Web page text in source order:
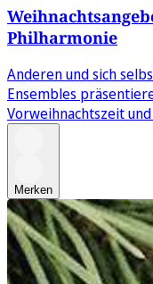
Philharmonie
Anderen und sich
Ensembles
Vorweihnachtszeit
Merken